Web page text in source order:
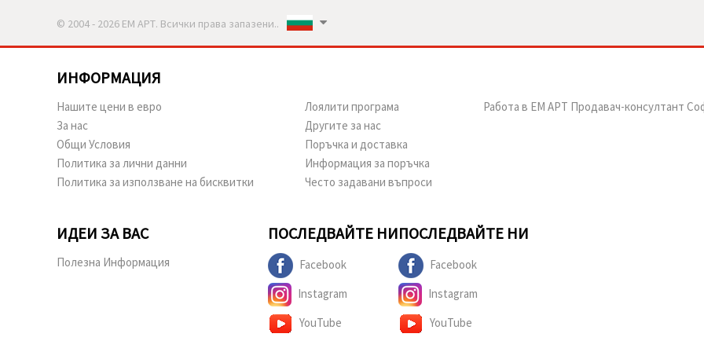
© 2004 - 2026 ЕМ АРТ. Всички права запазени..
ИНФОРМАЦИЯ
Нашите цени в евро
За нас
Общи Условия
Политика за лични данни
Политика за използване на бисквитки
Лоялити програма
Другите за нас
Поръчка и доставка
Информация за поръчка
Често задавани въпроси
Работа в ЕМ АРТ Продавач-консултант
ИДЕИ ЗА ВАС
Полезна Информация
ПОСЛЕДВАЙТЕ НИ
Facebook
Instagram
YouTube
ПОСЛЕДВАЙТЕ НИ
Facebook
Instagram
YouTube